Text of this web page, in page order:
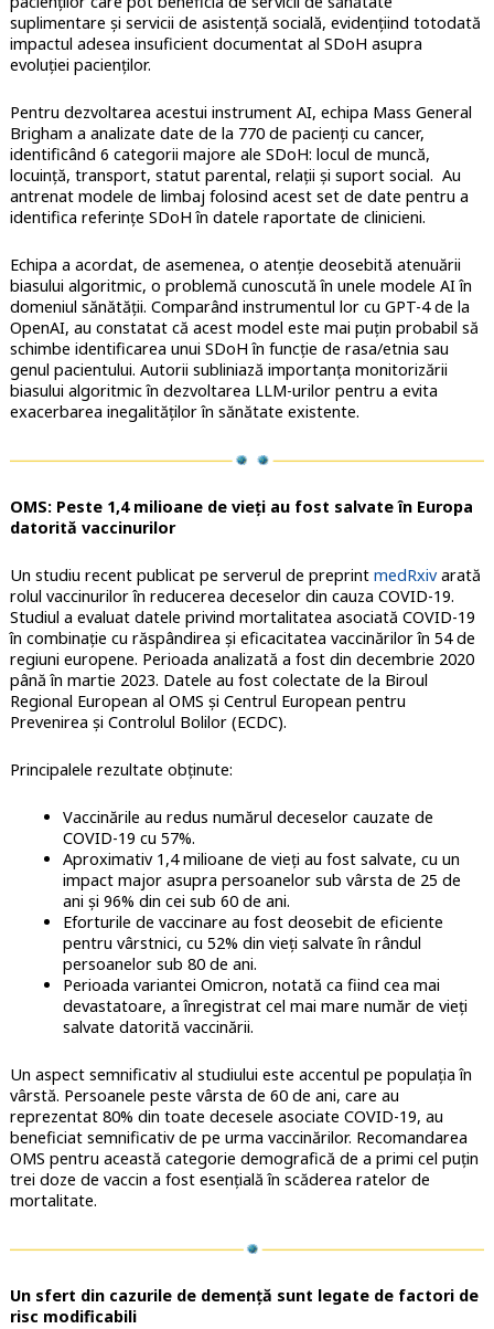
suplimentare și servicii de asistență socială, evidențiind totodată
impactul adesea insuficient documentat al SDoH asupra
evoluției pacienților.
Pentru dezvoltarea acestui instrument AI, echipa Mass General
Brigham a analizate date de la 770 de pacienți cu cancer,
identificând 6 categorii majore ale SDoH: locul de muncă,
locuință, transport, statut parental, relații și suport social. Au
antrenat modele de limbaj folosind acest set de date pentru a
identifica referințe SDoH în datele raportate de clinicieni.
Echipa a acordat, de asemenea, o atenție deosebită atenuării
biasului algoritmic, o problemă cunoscută în unele modele AI în
domeniul sănătății. Comparând instrumentul lor cu GPT-4 de la
OpenAI, au constatat că acest model este mai puțin probabil să
schimbe identificarea unui SDoH în funcție de rasa/etnia sau
genul pacientului. Autorii subliniază importanța monitorizării
biasului algoritmic în dezvoltarea LLM-urilor pentru a evita
exacerbarea inegalităților în sănătate existente.
OMS: Peste 1,4 milioane de vieți au fost salvate în Europa
datorită vaccinurilor
Un studiu recent publicat pe serverul de preprint medRxivarată
rolul vaccinurilor în reducerea deceselor din cauza COVID-19.
Studiul a evaluat datele privind mortalitatea asociată COVID-19
în combinație cu răspândirea și eficacitatea vaccinărilor în 54 de
regiuni europene. Perioada analizată a fost din decembrie 2020
până în martie 2023. Datele au fost colectate de la Biroul
Regional European al OMS și Centrul European pentru
Prevenirea și Controlul Bolilor (ECDC).
Principalele rezultate obținute:
Vaccinările au redus numărul deceselor cauzate de
COVID-19 cu 57%.
Aproximativ 1,4 milioane de vieți au fost salvate, cu un
impact major asupra persoanelor sub vârsta de 25 de
ani și 96% din cei sub 60 de ani.
Eforturile de vaccinare au fost deosebit de eficiente
pentru vârstnici, cu 52% din vieți salvate în rândul
persoanelor sub 80 de ani.
Perioada variantei Omicron, notată ca fiind cea mai
devastatoare, a înregistrat cel mai mare număr de vieți
salvate datorită vaccinării.
Un aspect semnificativ al studiului este accentul pe populația în
vârstă. Persoanele peste vârsta de 60 de ani, care au
reprezentat 80% din toate decesele asociate COVID-19, au
beneficiat semnificativ de pe urma vaccinărilor. Recomandarea
OMS pentru această categorie demografică de a primi cel puțin
trei doze de vaccin a fost esențială în scăderea ratelor de
mortalitate.
Un sfert din cazurile de demență sunt legate de factori de
risc modificabili